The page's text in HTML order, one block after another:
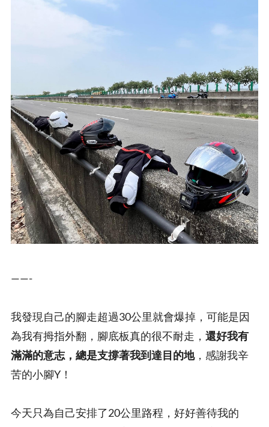
——-
我發現自己的腳走超過30公里就會爆掉，可能是因
為我有拇指外翻，腳底板真的很不耐走， 還好我有
滿滿的意志，總是支撐著我到達目的地，感謝我辛
苦的小腳Y！
今天只為自己安排了20公里路程，好好善待我的